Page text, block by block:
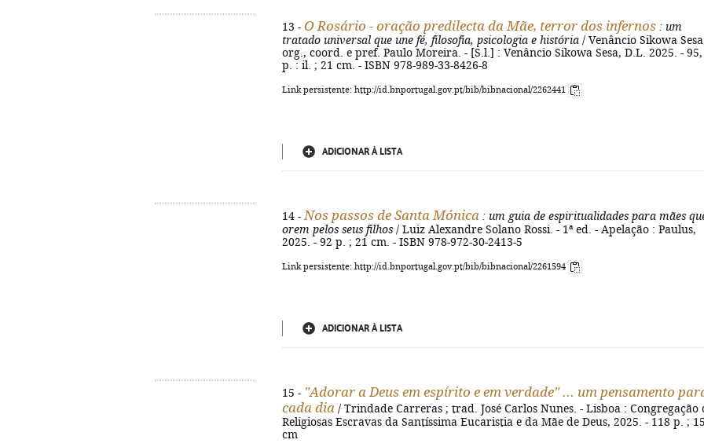
13 - O Rosário - oração predilecta da Mãe, terror dos infernos : um
tratado universal que une fé, filosofia, psicologia e história / Venâncio Sikowa
org., coord. e pref. Paulo Moreira. - [S.l.] : Venâncio Sikowa Sesa, D.L. 2025. -
p. : il. ; 21 cm. - ISBN 978-989-33-8426-8
Link persistente: http://id.bnportugal.gov.pt/bib/bibnacional/2262441
ADICIONAR À LISTA
14 - Nos passos de Santa Mónica : um guia de espiritualidades para mães
orem pelos seus filhos / Luiz Alexandre Solano Rossi. - 1ª ed. - Apelação : Paulus,
2025. - 92 p. ; 21 cm. - ISBN 978-972-30-2413-5
Link persistente: http://id.bnportugal.gov.pt/bib/bibnacional/2261594
ADICIONAR À LISTA
15 - "Adorar a Deus em espírito e em verdade" ... um pensamento
cada dia / Trindade Carreras ; trad. José Carlos Nunes. - Lisboa : Congregação
Religiosas Escravas da Santíssima Eucaristia e da Mãe de Deus, 2025. - 118 p. ; 15
cm